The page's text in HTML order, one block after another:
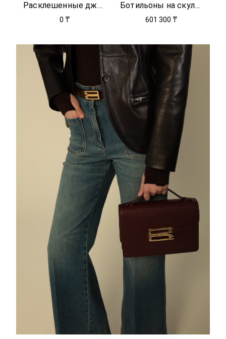
Расклешенные джинсы с логотипом
0 ₸
Ботильоны на скульптурном каблуке
601 300 ₸